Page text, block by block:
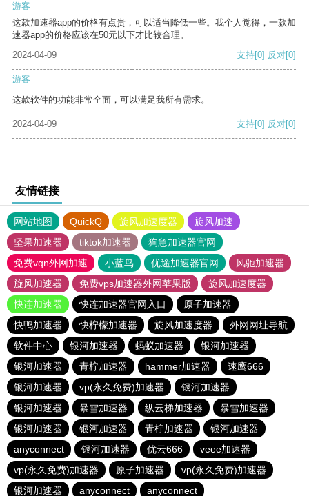
游客
这款加速器app的价格有点贵，可以适当降低一些。我个人觉得，一款加
速器app的价格应该在50元以下才比较合理。
2024-04-09
支持[0] 反对[0]
游客
这款软件的功能非常全面，可以满足我所有需求。
2024-04-09 支持[0] 反对[0]
友情链接
网站地图 QuickQ 旋风加速度器
旋风加速
坚果加速器
tiktok加速器
狗急加速器官网
免费vqn外网加速
小蓝鸟 优途加速器官网
风驰加速器
旋风加速器
免费vps加速器外网苹果版
旋风加速度器
快连加速器
快连加速器官网入口
原子加速器
快鸭加速器
快柠檬加速器 旋风加速度器
外网网址导航
软件中心
银河加速器 蚂蚁加速器
银河加速器
银河加速器
青柠加速器 hammer加速器
速鹰666
银河加速器
vp(永久免费)加速器
银河加速器
银河加速器
暴雪加速器 纵云梯加速器
暴雪加速器
银河加速器
银河加速器 青柠加速器
银河加速器
anyconnect
银河加速器 优云666
veee加速器
vp(永久免费)加速器
原子加速器
vp(永久免费)加速器
银河加速器
anyconnect anyconnect